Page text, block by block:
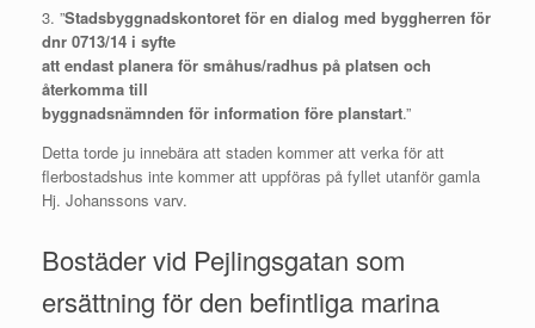
3. ”Stadsbyggnadskontoret för en dialog med byggherren för
dnr 0713/14 i syfte
att endast planera för småhus/radhus på platsen och
återkomma till
byggnadsnämnden för information före planstart.”
Detta torde ju innebära att staden kommer att verka för att
flerbostadshus inte kommer att uppföras på fyllet utanför gamla
Hj. Johanssons varv.
Bostäder vid Pejlingsgatan som
ersättning för den befintliga marina